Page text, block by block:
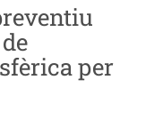
per